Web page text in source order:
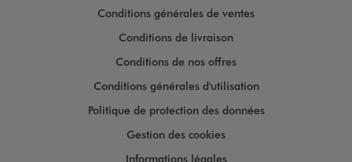
Conditions générales de ventes
Conditions de livraison
Conditions de nos offres
Conditions générales d'utilisation
Politique de protection des données
Gestion des cookies
Informations légales